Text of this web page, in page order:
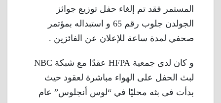
المستمر فقد تم إلغاء حفل توزيع جوائز
الجولدن جلوب رقم 65 و استبداله بمؤتمر
صحفي لمدة ساعة للإعلان عن الفائزين .
و كان لدى جمعية HFPA عقدًا مع شبكة NBC
لبث الحفل على الهواء مباشرة لعقود حيث
بدأت فى بثه محليًا في “لوس أنجلوس” عام